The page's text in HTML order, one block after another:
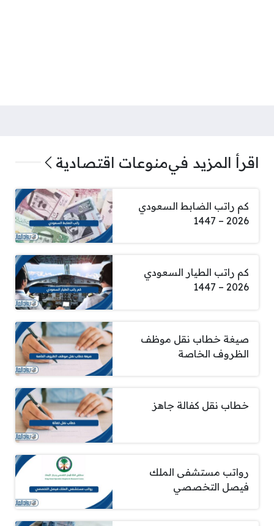
اقرأ المزيد فيمنوعات اقتصادية
كم راتب الضابط السعودي
2026 – 1447
كم راتب الطيار السعودي
2026 – 1447
صيغة خطاب نقل موظف
الظروف الخاصة
خطاب نقل كفالة جاهز
رواتب مستشفى الملك
فيصل التخصصي